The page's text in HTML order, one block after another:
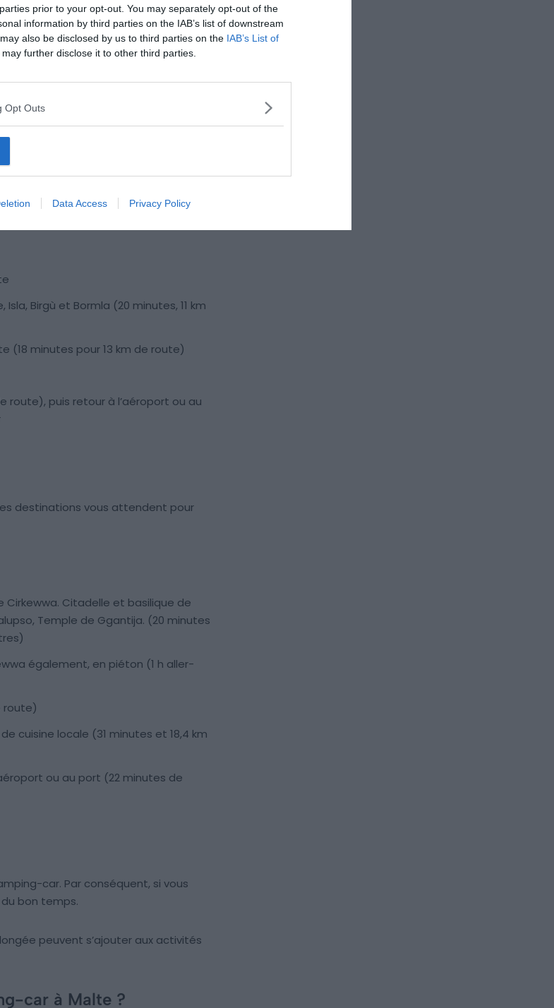
prior to your opt-out. You may separately opt-out of the
information by third parties on the IAB’s list of downstream
also be disclosed by us to third parties on the IAB’s List of
further disclose it to other third parties.
Opt Outs
Data Access Privacy Policy
Crédit photo : Karina Movsesyan – Shutterstock
peut vous permettre d’en admirer
pendant votre séjour à Malte en
Birgù et Bormla (20 minutes, 11 km
(18 minutes pour 13 km de route)
route), puis retour à l’aéroport ou au
destinations vous attendent pour
Cirkewwa. Citadelle et basilique de
Temple de Ggantija. (20 minutes
également, en piéton (1 h aller-
route)
cuisine locale (31 minutes et 18,4 km
ou au port (22 minutes de
car. Par conséquent, si vous
bon temps.
peuvent s’ajouter aux activités
car à Malte ?